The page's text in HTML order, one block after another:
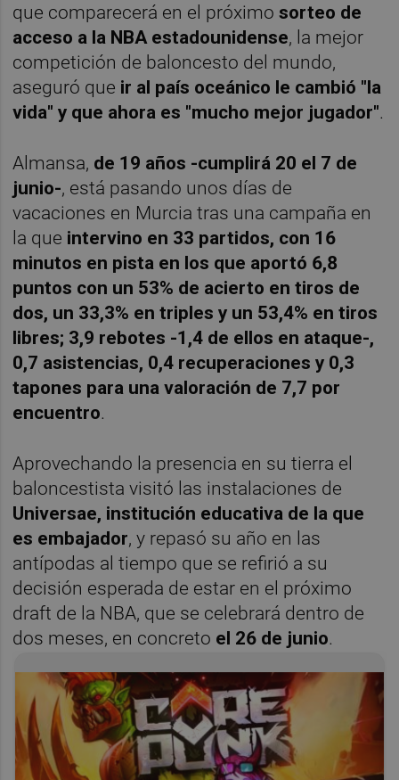
que comparecerá en el próximosorteo de
acceso a la NBA estadounidense, la mejor
competición de baloncesto del mundo,
aseguró que ir al país oceánico le cambió "la
vida" y que ahora es "mucho mejor jugador".
Almansa, de 19 años -cumplirá 20 el 7 de
junio-, está pasando unos días de
vacaciones en Murcia tras una campaña en
la que intervino en 33 partidos, con 16
minutos en pista en los que aportó 6,8
puntos con un 53% de acierto en tiros de
dos, un 33,3% en triples y un 53,4% en tiros
libres; 3,9 rebotes -1,4 de ellos en ataque-,
0,7 asistencias, 0,4 recuperaciones y 0,3
tapones para una valoración de 7,7 por
encuentro.
Aprovechando la presencia en su tierra el
baloncestista visitó las instalaciones de
Universae, institución educativa de la que
es embajador, y repasó su año en las
antípodas al tiempo que se refirió a su
decisión esperada de estar en el próximo
draft de la NBA, que se celebrará dentro de
dos meses, en concreto el 26 de junio.